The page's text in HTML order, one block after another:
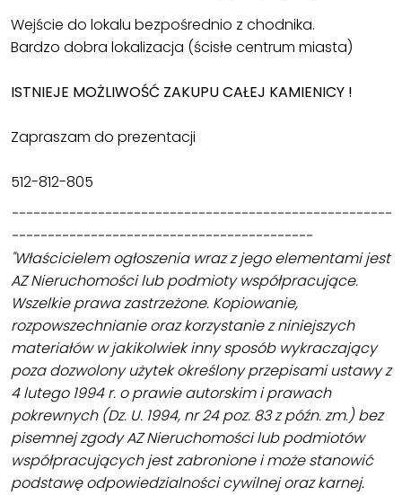
Wejście do lokalu bezpośrednio z chodnika.
Bardzo dobra lokalizacja (ścisłe centrum miasta)
ISTNIEJE MOŻLIWOŚĆ ZAKUPU CAŁEJ KAMIENICY !
Zapraszam do prezentacji
512-812-805
-----------------------------------------------------
------------------------------------------
"Właścicielem ogłoszenia wraz z jego elementami jest
AZ Nieruchomości lub podmioty współpracujące.
Wszelkie prawa zastrzeżone. Kopiowanie,
rozpowszechnianie oraz korzystanie z niniejszych
materiałów w jakikolwiek inny sposób wykraczający
poza dozwolony użytek określony przepisami ustawy z
4 lutego 1994 r. o prawie autorskim i prawach
pokrewnych (Dz. U. 1994, nr 24 poz. 83 z późn. zm.) bez
pisemnej zgody AZ Nieruchomości lub podmiotów
współpracujących jest zabronione i może stanowić
podstawę odpowiedzialności cywilnej oraz karnej.